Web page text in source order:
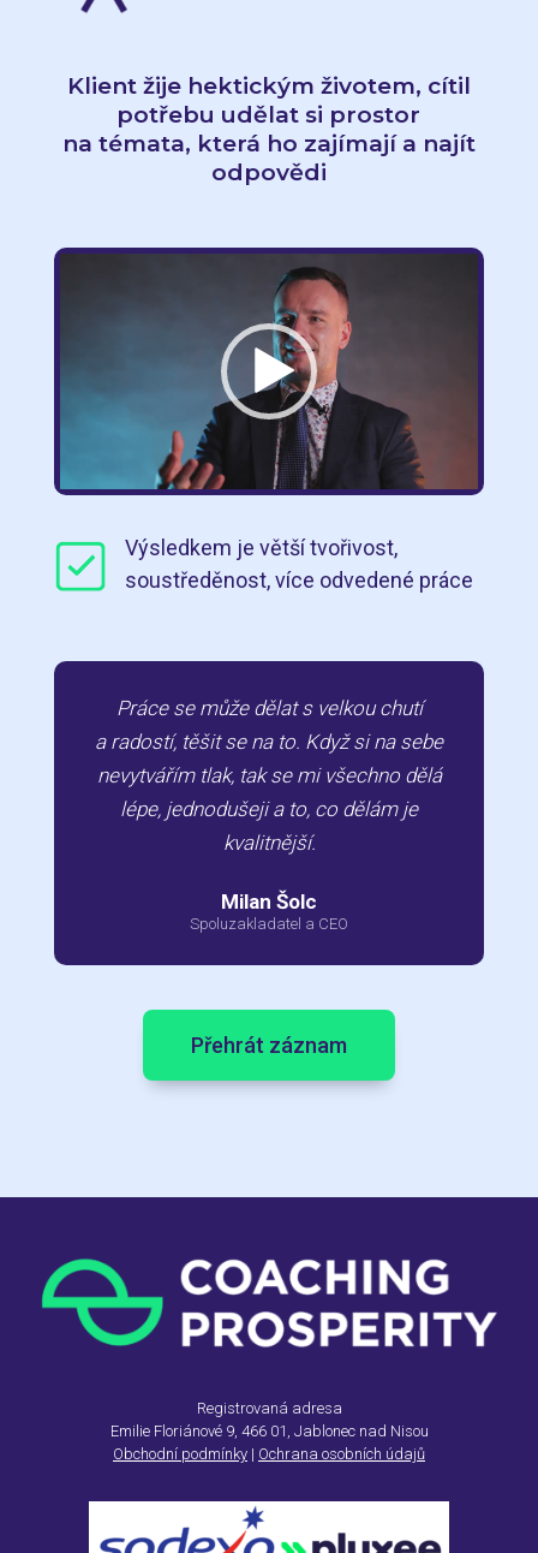
Klient žije hektickým životem, cítil
potřebu udělat si prostor
na témata, která ho zajímají a najít
odpovědi
Výsledkem je větší tvořivost,
soustředěnost, více odvedené práce
Práce se může dělat s velkou chutí
a radostí, těšit se na to. Když si na sebe
nevytvářím tlak, tak se mi všechno dělá
lépe, jednodušeji a to, co dělám je
kvalitnější.
Milan Šolc
Spoluzakladatel a CEO
Přehrát záznam
Registrovaná adresa
Emilie Floriánové 9, 466 01, Jablonec nad Nisou
Obchodní podmínky | Ochrana osobních údajů